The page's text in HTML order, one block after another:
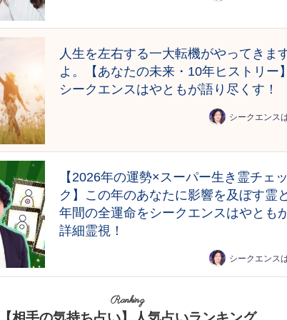
人生を左右する一大転機がやってきま
よ。【あなたの未来・10年ヒストリー】
シークエンスはやともが語り尽くす！
シークエンス
【2026年の運勢×スーパー生き霊チェッ
ク】この年のあなたに影響を及ぼす霊
年間の全運命をシークエンスはやとも
詳細霊視！
シークエンス
Ranking